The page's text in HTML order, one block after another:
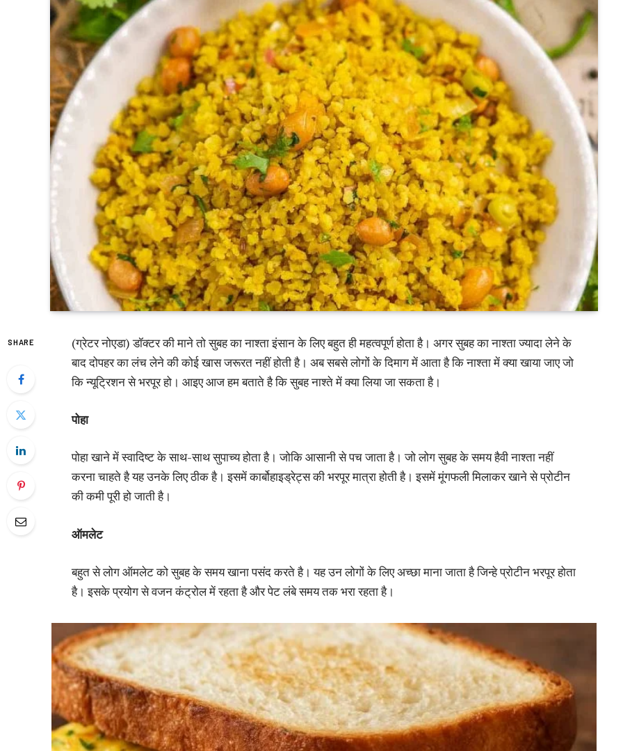
SHARE
(ग्रेटर नोएडा) डॉक्टर की माने तो सुबह का नाश्ता इंसान के लिए बहुत ही महत्वपूर्ण होता है। अगर सुबह का नाश्ता ज्यादा लेने के
बाद दोपहर का लंच लेने की कोई खास जरूरत नहीं होती है। अब सबसे लोगों के दिमाग में आता है कि नाश्ता में क्या खाया जाए जो
कि न्यूट्रिशन से भरपूर हो। आइए आज हम बताते है कि सुबह नाश्ते में क्या लिया जा सकता है।
पोहा
पोहा खाने में स्वादिष्ट के साथ-साथ सुपाच्य होता है। जोकि आसानी से पच जाता है। जो लोग सुबह के समय हैवी नाश्ता नहीं
करना चाहते है यह उनके लिए ठीक है। इसमें कार्बोहाइड्रेट्स की भरपूर मात्रा होती है। इसमें मूंगफली मिलाकर खाने से प्रोटीन
की कमी पूरी हो जाती है।
ऑमलेट
बहुत से लोग ऑमलेट को सुबह के समय खाना पसंद करते है। यह उन लोगों के लिए अच्छा माना जाता है जिन्हे प्रोटीन भरपूर होता
है। इसके प्रयोग से वजन कंट्रोल में रहता है और पेट लंबे समय तक भरा रहता है।